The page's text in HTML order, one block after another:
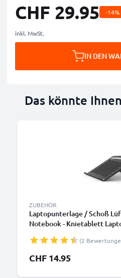
CHF 29.95 -14%
inkl. MwSt.
IN DEN
Das könnte
ZUBEHÖR
Laptopunterlage / Schoß
Notebook - Knietablett
Lapstand: Erhöhung, Kühler,
(2
CHF 14.95